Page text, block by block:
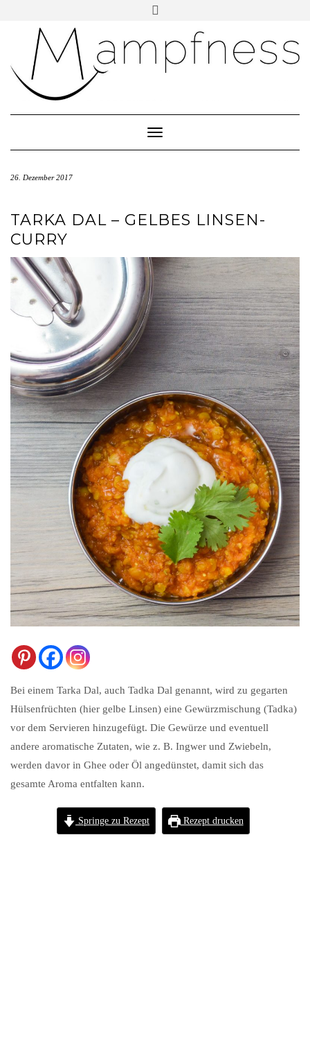
IMPRESSUM
DATENSCHUTZ
Toggle Navigation
26. Dezember 2017
TARKA DAL – GELBES LINSEN-
CURRY
Bei einem Tarka Dal, auch Tadka Dal genannt, wird zu gegarten
Hülsenfrüchten (hier gelbe Linsen) eine Gewürzmischung (Tadka)
vor dem Servieren hinzugefügt. Die Gewürze und eventuell
andere aromatische Zutaten, wie z. B. Ingwer und Zwiebeln,
werden davor in Ghee oder Öl angedünstet, damit sich das
gesamte Aroma entfalten kann.
Springe zu Rezept Rezept drucken